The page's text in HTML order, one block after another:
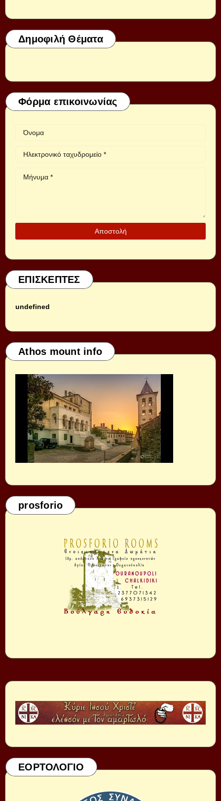
Δημοφιλή Θέματα
Φόρμα επικοινωνίας
ΕΠΙΣΚΕΠΤΕΣ
undefined
Athos mount info
prosforio
ΕΟΡΤΟΛΟΓΙΟ